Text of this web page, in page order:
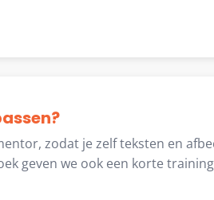
zodat je zelf teksten en
geven we ook een korte